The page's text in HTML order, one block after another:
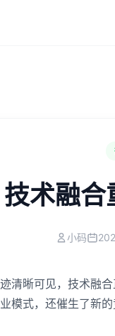
技术融合
小码
清晰可见，技术融
模式，还催生了新